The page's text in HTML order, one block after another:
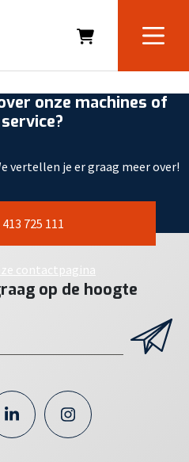
onze machines of
vertellen je er graag meer over!
725 111
contactpagina
op de hoogte